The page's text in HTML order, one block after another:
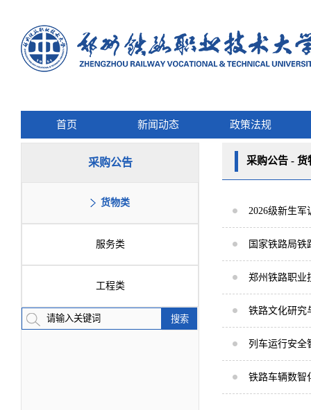
首页 新闻动态 政策法规
采购公告
货物类
服务类
工程类
采购公告 - 货
2026级新生
国家铁路局
郑州铁路职业
铁路文化研究
列车运行安全
铁路车辆数智